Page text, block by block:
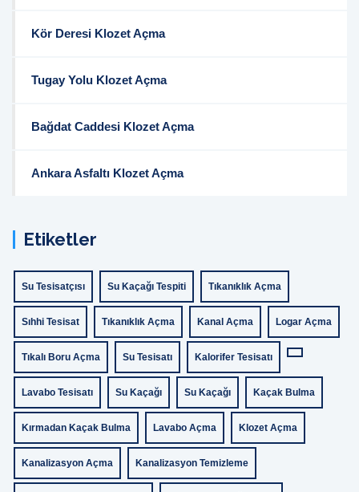
Kör Deresi Klozet Açma
Tugay Yolu Klozet Açma
Bağdat Caddesi Klozet Açma
Ankara Asfaltı Klozet Açma
Etiketler
Su Tesisatçısı Su Kaçağı Tespiti Tıkanıklık Açma
Sıhhi Tesisat Tıkanıklık Açma Kanal Açma Logar Açma
Tıkalı Boru Açma Su Tesisatı Kalorifer Tesisatı
Lavabo Tesisatı Su Kaçağı Su Kaçağı Kaçak Bulma
Kırmadan Kaçak Bulma Lavabo Açma Klozet Açma
Kanalizasyon Açma Kanalizasyon Temizleme